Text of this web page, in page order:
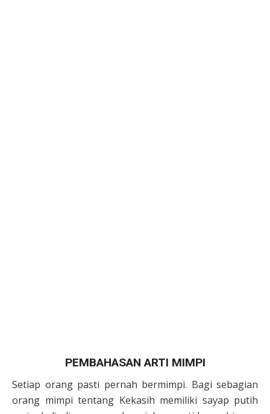
PEMBAHASAN ARTI MIMPI
Setiap orang pasti pernah bermimpi. Bagi sebagian
orang mimpi tentang Kekasih memiliki sayap putih